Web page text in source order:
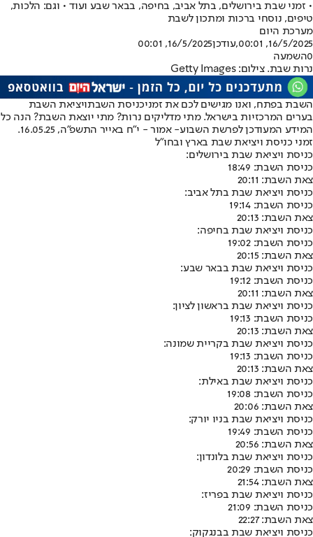
• זמני שבת בירושלים, בתל אביב, בחיפה, בבאר שבע ועוד • וגם: הלכות,
טיפים, נוסחי ברכות ומתכון לשבת
מערכת היום
16/5/2025, 00:01
,עודכן16/5/2025, 00:01
0השמעה
נרות שבת. צילום: Getty Images
השבת בפתח, ואנו מגישים לכם את זמניכניסת השבתויציאת השבת
בערים המרכזיות בישראל. מתי מדליקים נרות? מתי יוצאת השבת? הנה כל
המידע המעודכן לפרשת השבוע- אמור - י"ח באייר התשפ"ה, 16.05.25.
זמני כניסת ויציאת שבת בארץ ובחו"ל
כניסת ויציאת שבת בירושלים:
כניסת השבת: 18:49
צאת השבת: 20:11
כניסת ויציאת שבת בתל אביב:
כניסת השבת: 19:14
צאת השבת: 20:13
כניסת ויציאת שבת בחיפה:
כניסת השבת: 19:02
צאת השבת: 20:15
כניסת ויציאת שבת בבאר שבע:
כניסת השבת: 19:12
צאת השבת: 20:11
כניסת ויציאת שבת בראשון לציון:
כניסת השבת: 19:13
צאת השבת: 20:13
כניסת ויציאת שבת בקריית שמונה:
כניסת השבת: 19:13
צאת השבת: 20:13
כניסת ויציאת שבת באילת:
כניסת השבת: 19:08
צאת השבת: 20:06
כניסת ויציאת שבת בניו יורק:
כניסת השבת: 19:49
צאת השבת: 20:56
כניסת ויציאת שבת בלונדון:
כניסת השבת: 20:29
צאת השבת: 21:54
כניסת ויציאת שבת בפריז:
כניסת השבת: 21:09
צאת השבת: 22:27
כניסת ויציאת שבת בבנגקוק: